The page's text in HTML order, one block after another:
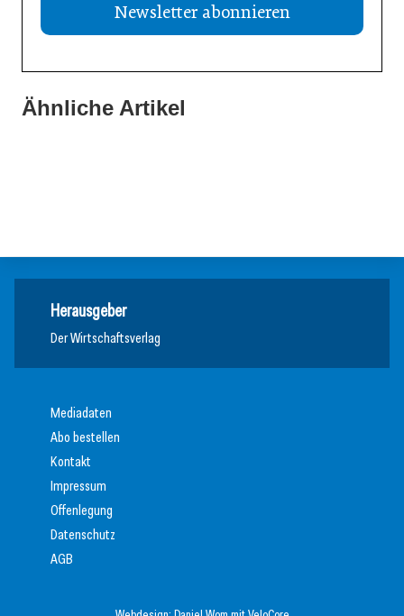
Newsletter abonnieren
Ähnliche Artikel
15. Juli 2026
03. Juli 2026
Herausgeber
Der Wirtschaftsverlag
Mediadaten
Abo bestellen
Kontakt
Impressum
Offenlegung
Datenschutz
AGB